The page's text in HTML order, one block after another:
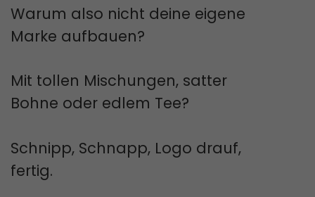
Warum also nicht deine eigene
Marke aufbauen?
Mit tollen Mischungen, satter
Bohne oder edlem Tee?
Schnipp, Schnapp, Logo drauf,
fertig.